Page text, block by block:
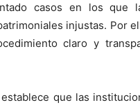
casos en los que
injustas. Por
claro y
que las